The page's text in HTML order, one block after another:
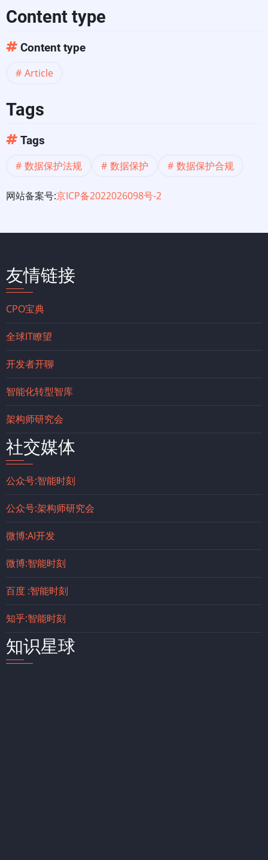
Content type
Content type
Article
Tags
Tags
数据保护法规 数据保护 数据保护合规
网站备案号:京ICP备2022026098号-2
友情链接
CPO宝典
全球IT瞭望
开发者开聊
智能化转型智库
架构师研究会
社交媒体
公众号:智能时刻
公众号:架构师研究会
微博:AI开发
微博:智能时刻
百度 :智能时刻
知乎:智能时刻
知识星球